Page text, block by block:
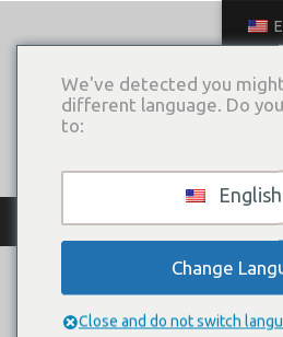
КАТАЛОГ
We've detected you
different language. Do
to:
English
Change
Close and do not switch